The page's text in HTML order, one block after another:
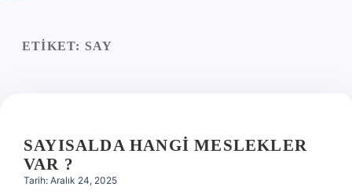
Yasal Uyarı
ETIKET: SAY
SAYISALDA HANGI MESLEKLER
VAR ?
Tarih: Aralık 24, 2025